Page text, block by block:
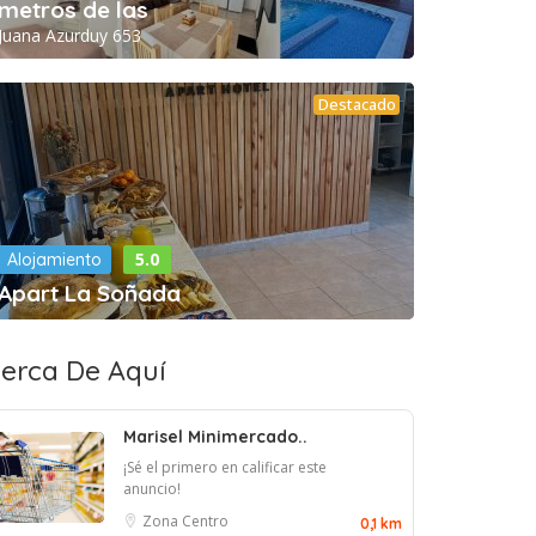
de las
Azurduy 653
Destacado
Alojamiento 5.0
La Soñada
De Aquí
Marisel Minimercado..
¡Sé el primero en calificar este
anuncio!
Zona Centro
0,1 km